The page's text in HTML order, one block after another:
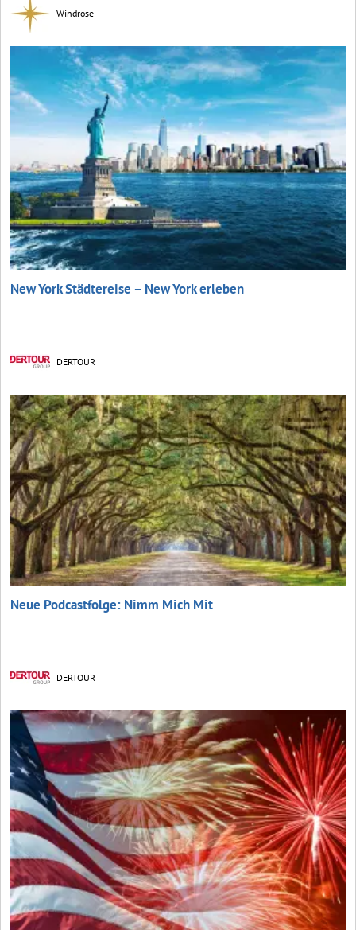
Windrose
New York Städtereise – New York erleben
DERTOUR
Neue Podcastfolge: Nimm Mich Mit
DERTOUR